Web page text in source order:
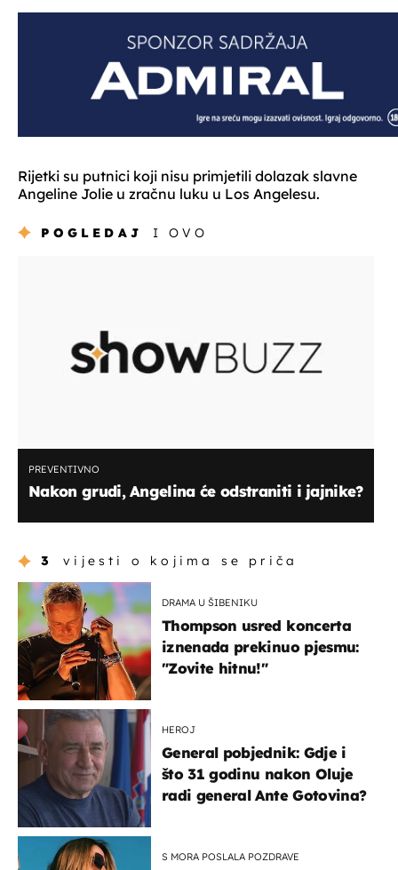
Rijetki su putnici koji nisu primjetili dolazak slavne
Angeline Jolie u zračnu luku u Los Angelesu.
POGLEDAJ I OVO
PREVENTIVNO
Nakon grudi, Angelina će odstraniti i jajnike?
3 vijesti o kojima se priča
DRAMA U ŠIBENIKU
Thompson usred koncerta
iznenada prekinuo pjesmu:
"Zovite hitnu!"
HEROJ
General pobjednik: Gdje i
što 31 godinu nakon Oluje
radi general Ante Gotovina?
S MORA POSLALA POZDRAVE